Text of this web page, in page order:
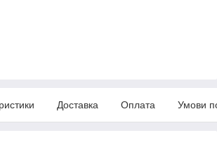
Доставка Оплата Умови